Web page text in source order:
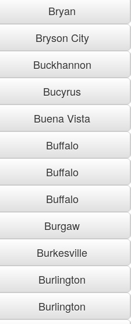
Bryan
Bryson City
Buckhannon
Bucyrus
Buena Vista
Buffalo
Buffalo
Buffalo
Burgaw
Burkesville
Burlington
Burlington